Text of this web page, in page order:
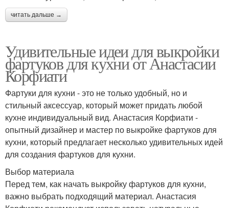
читать дальше →
Удивительные идеи для выкройки
фартуков для кухни от Анастасии
Корфиати
Фартуки для кухни - это не только удобный, но и
стильный аксессуар, который может придать любой
кухне индивидуальный вид. Анастасия Корфиати -
опытный дизайнер и мастер по выкройке фартуков для
кухни, который предлагает несколько удивительных идей
для создания фартуков для кухни.
Выбор материала
Перед тем, как начать выкройку фартуков для кухни,
важно выбрать подходящий материал. Анастасия